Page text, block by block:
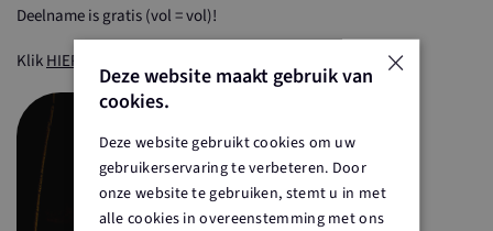
Deelname is gratis (vol = vol)!
KlikHIER ×
Deze website maakt gebruik van
cookies.
Deze website gebruikt cookies om uw
gebruikerservaring te verbeteren. Door
onze website te gebruiken, stemt u in met
alle cookies in overeenstemming met ons